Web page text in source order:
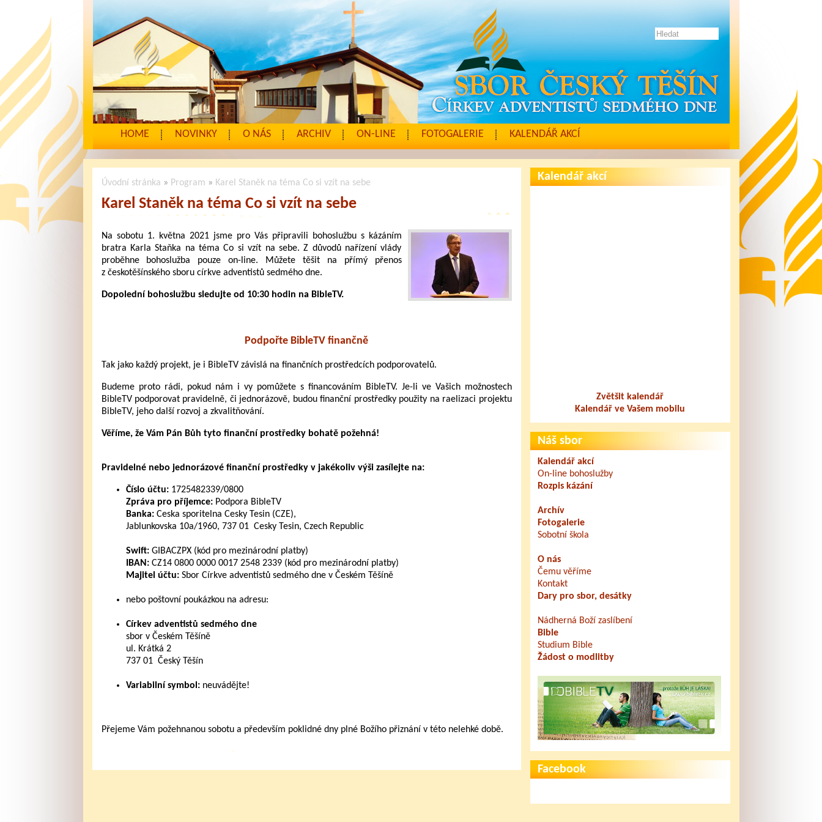
HOME NOVINKY O NÁS ARCHIV ON-LINE FOTOGALERIE KALENDÁŘ AKCÍ
Úvodní stránka » Program » Karel Staněk na téma Co si vzít na sebe
Karel Staněk na téma Co si vzít na sebe
Na sobotu 1. května 2021 jsme pro Vás připravili bohoslužbu s kázáním
bratra Karla Staňka na téma Co si vzít na sebe. Z důvodů nařízení vlády
proběhne bohoslužba pouze on-line. Můžete těšit na přímý přenos
z českotěšínského sboru církve adventistů sedmého dne.
Dopolední bohoslužbu sledujte od 10:30 hodin na BibleTV.
Podpořte BibleTV finančně
Tak jako každý projekt, je i BibleTV závislá na finančních prostředcích podporovatelů.
Budeme proto rádi, pokud nám i vy pomůžete s financováním BibleTV. Je-li ve Vašich možnostech
BibleTV podporovat pravidelně, či jednorázově, budou finanční prostředky použity na raelizaci projektu
BibleTV, jeho další rozvoj a zkvalitňování.
Věříme, že Vám Pán Bůh tyto finanční prostředky bohatě požehná!
Pravidelné nebo jednorázové finanční prostředky v jakékoliv výši zasílejte na:
Číslo účtu:1725482339/0800
Zpráva pro příjemce:Podpora BibleTV
Banka:Ceska sporitelna Cesky Tesin (CZE),
Jablunkovska 10a/1960, 737 01 Cesky Tesin, Czech Republic
Swift:GIBACZPX (kód pro mezinárodní platby)
IBAN:CZ14 0800 0000 0017 2548 2339 (kód pro mezinárodní platby)
Majitel účtu:Sbor Církve adventistů sedmého dne v Českém Těšíně
nebo poštovní poukázkou na adresu:
Církev adventistů sedmého dne
sbor v Českém Těšíně
ul. Krátká 2
737 01 Český Těšín
Variabilní symbol: neuvádějte!
Přejeme Vám požehnanou sobotu a především poklidné dny plné Božího přiznání v této nelehké době.
Kalendář akcí
Zvětšit kalendář
Kalendář ve Vašem mobilu
Náš sbor
Kalendář akcí
On-line bohoslužby
Rozpis kázání
Archív
Fotogalerie
Sobotní škola
O nás
Čemu věříme
Kontakt
Dary pro sbor, desátky
Nádherná Boží zaslíbení
Bible
Studium Bible
Žádost o modlitby
Facebook